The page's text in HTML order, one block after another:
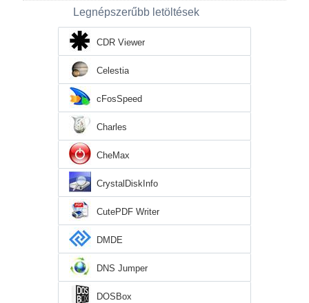
Legnépszerűbb letöltések
CDR Viewer
Celestia
cFosSpeed
Charles
CheMax
CrystalDiskInfo
CutePDF Writer
DMDE
DNS Jumper
DOSBox